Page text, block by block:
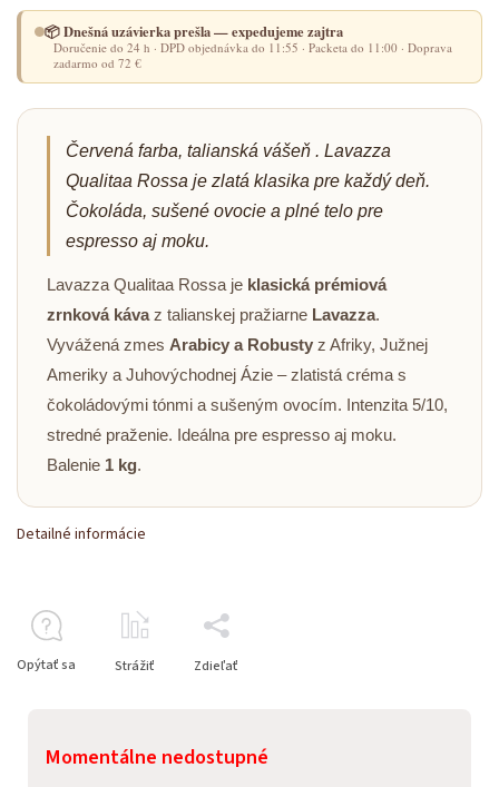
Momentálne nedostupné
📦 Dnešná uzávierka prešla — expedujeme zajtra
Doručenie do 24 h · DPD objednávka do 11:55 · Packeta do 11:00 · Doprava
zadarmo od 72 €
Červená farba, talianská vášeň . Lavazza
Qualitaa Rossa je zlatá klasika pre každý deň.
Čokoláda, sušené ovocie a plné telo pre
espresso aj moku.
Lavazza Qualitaa Rossa je klasická prémiová
zrnková kávaz talianskej pražiarne Lavazza.
Vyvážená zmes Arabicy a Robusty z Afriky, Južnej
Ameriky a Juhovýchodnej Ázie – zlatistá créma s
čokoládovými tónmi a sušeným ovocím. Intenzita 5/10,
stredné praženie. Ideálna pre espresso aj moku.
Balenie 1 kg.
Detailné informácie
Opýtať sa Strážiť Zdieľať